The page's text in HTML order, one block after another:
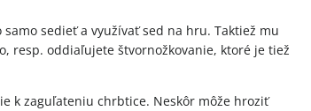
sedieť a využívať sed na hru. Taktiež mu
resp. oddiaľujete štvornožkovanie, ktoré je tiež
k zaguľateniu chrbtice. Neskôr môže hroziť